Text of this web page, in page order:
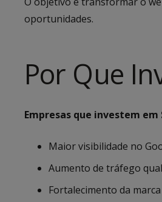
oportunidades.
Por Que
Empresas que investem em
Maior visibilidade no
Aumento de tráfego
Fortalecimento da marca